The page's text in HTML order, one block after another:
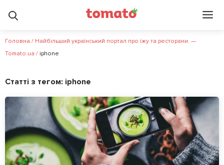
Головна / Найбільший український портал про їжу та ресторани. —
Tomato.ua / iphone
Статті з тегом: iphone